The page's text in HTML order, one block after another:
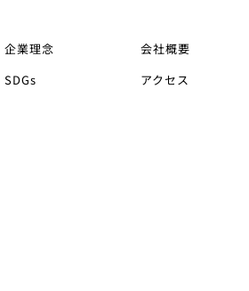
企業理念
会社概要
SDGs
アクセス